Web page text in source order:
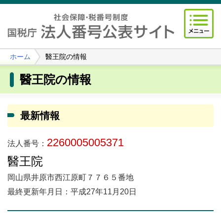
ホーム 醫王院の情報
醫王院の情報
最新情報
法人番号： 2260005005371
醫王院
岡山県井原市西江原町７７６５番地
最終更新年月日：平成27年11月20日